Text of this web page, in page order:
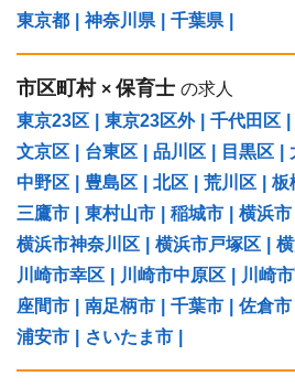
東京都
神奈川県 千葉県
市区町村 × 保育士 の求人
東京23区
東京23区外 千代田区
文京区
台東区 品川区 目黒区
中野区
豊島区 北区 荒川区 板
三鷹市
東村山市 稲城市 横浜市
横浜市神奈川区
横浜市戸塚区
川崎市幸区
川崎市中原区 川崎
座間市
南足柄市 千葉市 佐倉市
浦安市
さいたま市